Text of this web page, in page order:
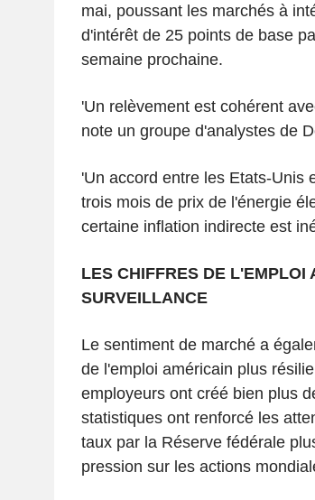
mai, poussant les marchés à
d'intérêt de 25 points de base
semaine prochaine.
'Un relèvement est cohérent
note un groupe d'analystes de
'Un accord entre les Etats-Unis
trois mois de prix de l'énergie
certaine inflation indirecte est
LES CHIFFRES DE L'EMPLOI
SURVEILLANCE
Le sentiment de marché a
de l'emploi américain plus
employeurs ont créé bien plus
statistiques ont renforcé les
taux par la Réserve fédérale
pression sur les actions